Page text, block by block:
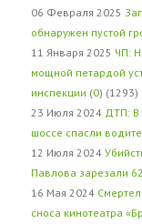
06 Февраля 2025
обнаружен пустой
11 Января 2025 ЧП:
мощной петардой
инспекции (0) (1293)
23 Июля 2024 ДТП: В
шоссе спасли
12 Июля 2024
Павлова зарезали
16 Мая 2024
сноса кинотеатра